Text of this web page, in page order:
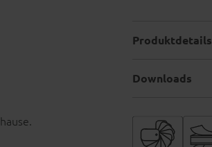
Produktdetails
Downloads